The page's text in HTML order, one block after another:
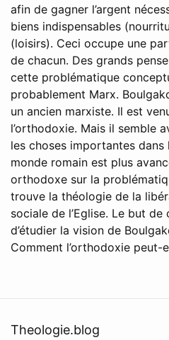
afin de gagner l’argent
biens indispensables
(loisirs). Ceci occupe une
de chacun. Des grands
cette problématique
probablement Marx.
un ancien marxiste. Il est
l’orthodoxie. Mais il semble
les choses importantes
monde romain est plus
orthodoxe sur la
trouve la théologie de la
sociale de l’Eglise. Le but
d’étudier la vision de
Comment l’orthodoxie peut-
Theologie.blog